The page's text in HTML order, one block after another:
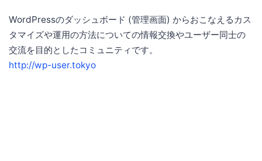
WordPressのダッシュボード (管理画面) からおこなえるカス
タマイズや運用の方法についての情報交換やユーザー同士の
交流を目的としたコミュニティです。
http://wp-user.tokyo